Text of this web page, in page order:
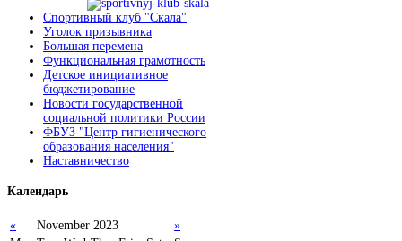
Спортивный клуб "Скала"
Уголок призывника
Большая перемена
Функциональная грамотность
Детское инициативное
бюджетирование
Новости государственной
социальной политики России
ФБУЗ "Центр гигиенического
образования населения"
Наставничество
Календарь
« November 2023
»